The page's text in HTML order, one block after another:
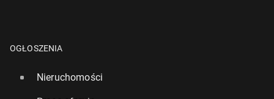
OGŁOSZENIA
Nieruchomości